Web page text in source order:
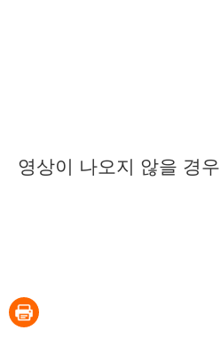
영상이 나오지 않을 경우